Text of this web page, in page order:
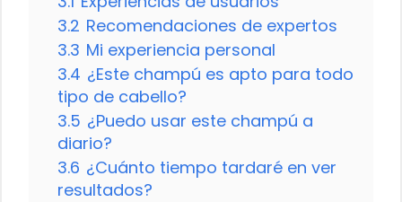
3.2 Recomendaciones de expertos
3.3 Mi experiencia personal
3.4 ¿Este champú es apto para todo
tipo de cabello?
3.5 ¿Puedo usar este champú a
diario?
3.6 ¿Cuánto tiempo tardaré en ver
resultados?